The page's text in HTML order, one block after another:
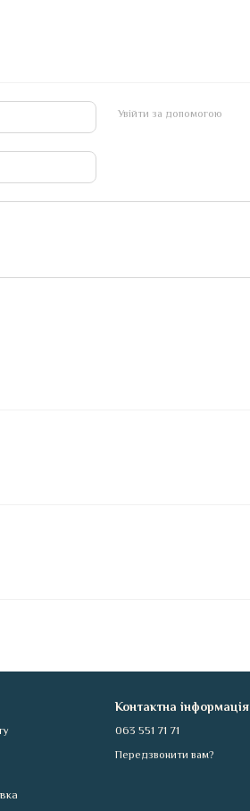
Увійти за допомогою
Контактна інформація
063 551 71 71
Передзвонити вам?